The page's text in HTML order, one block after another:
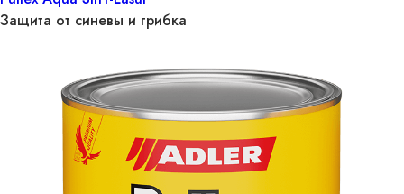
Защита от синевы и грибка